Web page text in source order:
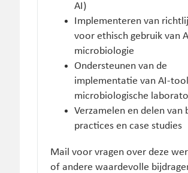
AI)
Implementeren van
voor ethisch gebruik van
microbiologie
Ondersteunen van de
implementatie van AI-
microbiologische
Verzamelen en delen van
practices en case studies
Mail voor vragen over deze
of andere waardevolle